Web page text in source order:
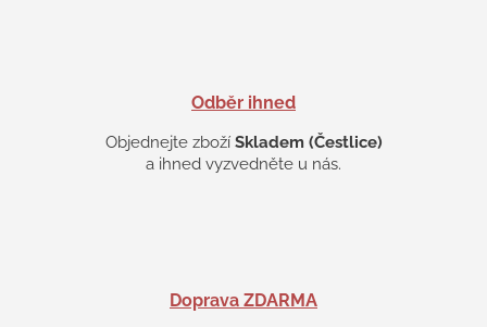
s
u
Odběr ihned
Objednejte zboží Skladem (Čestlice)
a ihned vyzvedněte u nás.
Doprava ZDARMA